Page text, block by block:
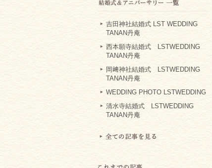
吉田神社結婚式 LST WEDDING
TANAN丹庵
西本願寺結婚式 LSTWEDDING
TANAN丹庵
岡﨑神社結婚式 LSTWEDDING
TANAN丹庵
WEDDING PHOTO LSTWEDDING
清水寺結婚式 LSTWEDDING
TANAN丹庵